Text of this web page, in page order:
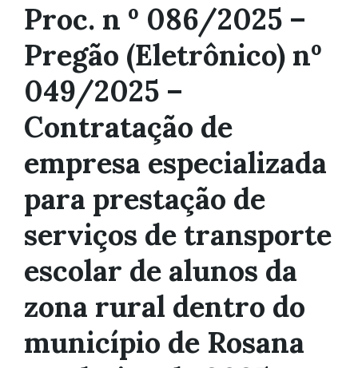
Proc. n º 086/2025 –
Pregão (Eletrônico) nº
049/2025 –
Contratação de
empresa especializada
para prestação de
serviços de transporte
escolar de alunos da
zona rural dentro do
município de Rosana